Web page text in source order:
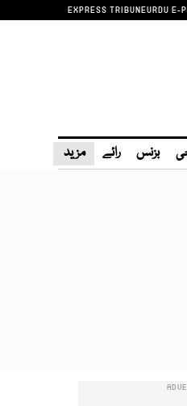
EXPRESS TRIBUNEURDU E-
بزنس رائے مزید